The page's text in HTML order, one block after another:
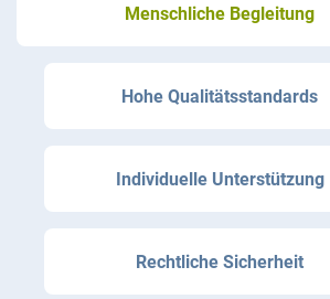
Menschliche Begleitung
Hohe Qualitätsstandards
Individuelle Unterstützung
Rechtliche Sicherheit